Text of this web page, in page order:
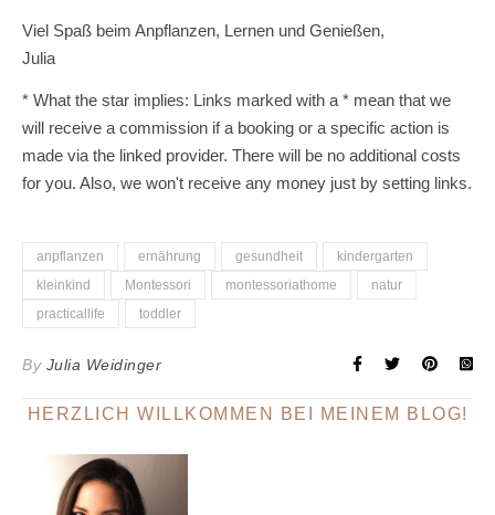
Viel Spaß beim Anpflanzen, Lernen und Genießen,
Julia
* What the star implies: Links marked with a * mean that we
will receive a commission if a booking or a specific action is
made via the linked provider. There will be no additional costs
for you. Also, we won't receive any money just by setting links.
anpflanzen ernährung gesundheit
kindergarten
kleinkind
Montessori montessoriathome
natur
practicallife
toddler
By Julia Weidinger
HERZLICH WILLKOMMEN BEI MEINEM BLOG!